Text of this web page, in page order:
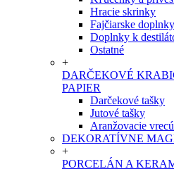
Hracie skrinky
Fajčiarske doplnky
Doplnky k
Ostatné
+
DARČEKOVÉ
PAPIER
Darčekové tašky
Jutové tašky
Aranžovacie
DEKORATÍVNE
+
PORCELÁN A